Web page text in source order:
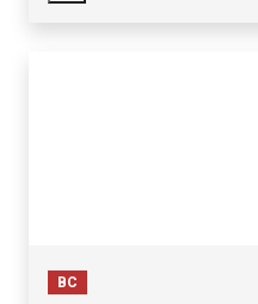
BC